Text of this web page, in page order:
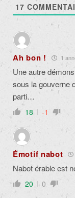
17
Ah bon ! 1
Une autre
sous la gouverne
parti…
18 -1
Émotif nabot
Nabot érable est
20 0